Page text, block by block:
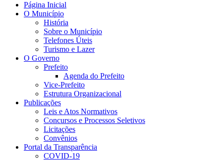
Página Inicial
O Município
História
Sobre o Município
Telefones Úteis
Turismo e Lazer
O Governo
Prefeito
Agenda do Prefeito
Vice-Prefeito
Estrutura Organizacional
Publicações
Leis e Atos Normativos
Concursos e Processos Seletivos
Licitações
Convênios
Portal da Transparência
COVID-19